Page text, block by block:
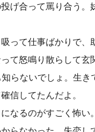
げ合って罵り合う
って仕事ばかりで
て怒鳴り散らして玄
らないでしょ。生
信してたんだよ。
なるのがすごく怖い。